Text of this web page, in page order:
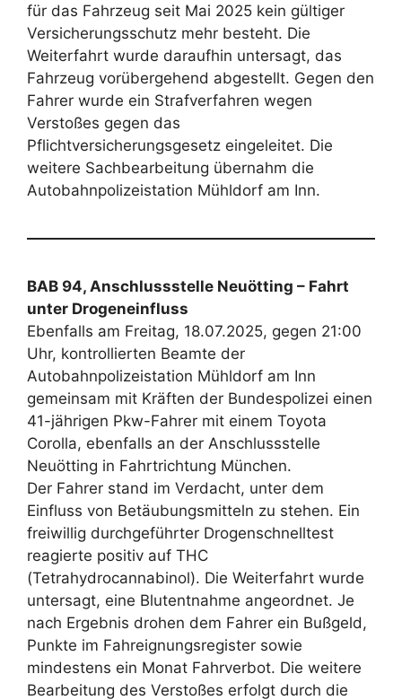
für das Fahrzeug seit Mai 2025 kein gültiger
Versicherungsschutz mehr besteht. Die
Weiterfahrt wurde daraufhin untersagt, das
Fahrzeug vorübergehend abgestellt. Gegen den
Fahrer wurde ein Strafverfahren wegen
Verstoßes gegen das
Pflichtversicherungsgesetz eingeleitet. Die
weitere Sachbearbeitung übernahm die
Autobahnpolizeistation Mühldorf am Inn.
BAB 94, Anschlussstelle Neuötting – Fahrt
unter Drogeneinfluss
Ebenfalls am Freitag, 18.07.2025, gegen 21:00
Uhr, kontrollierten Beamte der
Autobahnpolizeistation Mühldorf am Inn
gemeinsam mit Kräften der Bundespolizei einen
41-jährigen Pkw-Fahrer mit einem Toyota
Corolla, ebenfalls an der Anschlussstelle
Neuötting in Fahrtrichtung München.
Der Fahrer stand im Verdacht, unter dem
Einfluss von Betäubungsmitteln zu stehen. Ein
freiwillig durchgeführter Drogenschnelltest
reagierte positiv auf THC
(Tetrahydrocannabinol). Die Weiterfahrt wurde
untersagt, eine Blutentnahme angeordnet. Je
nach Ergebnis drohen dem Fahrer ein Bußgeld,
Punkte im Fahreignungsregister sowie
mindestens ein Monat Fahrverbot. Die weitere
Bearbeitung des Verstoßes erfolgt durch die